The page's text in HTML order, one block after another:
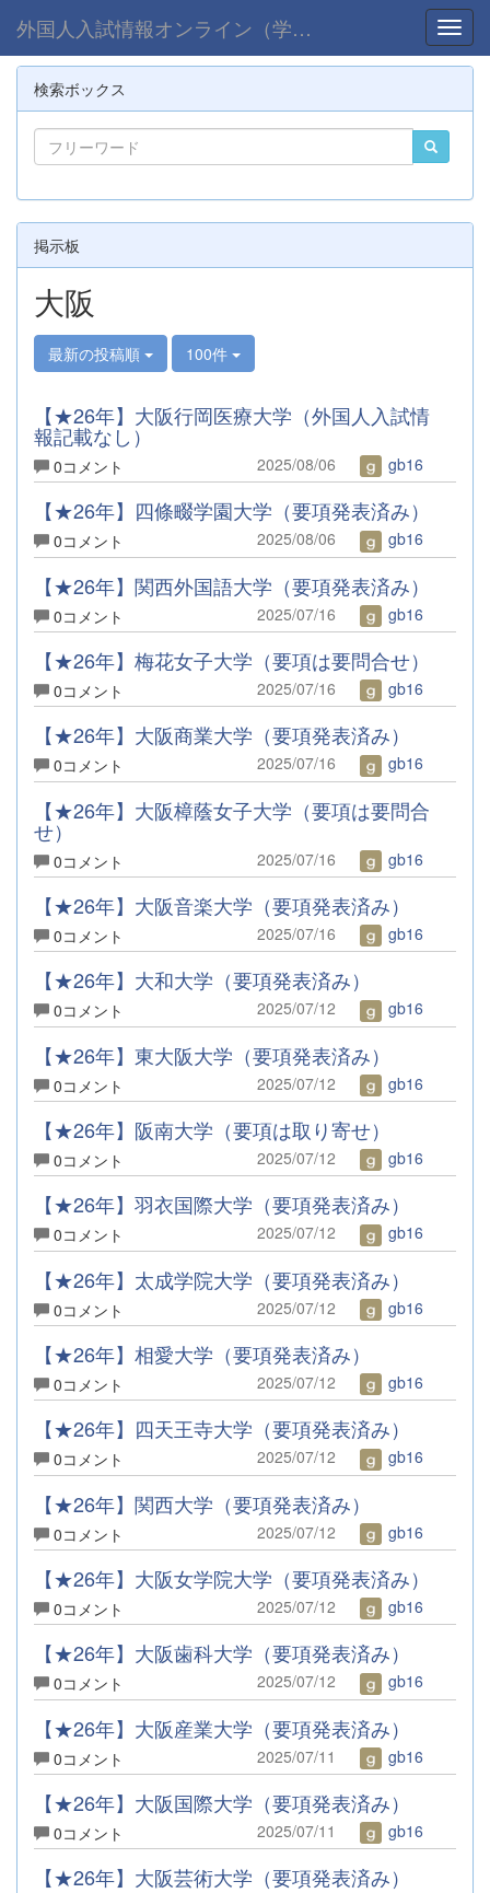
外国人入試情報オンライン（学部）
検索ボックス
掲示板
大阪
最新の投稿順 100件
【★26年】大阪行岡医療大学（外国人入試情
報記載なし）
0コメント 2025/08/06 gb16
【★26年】四條畷学園大学（要項発表済み）
0コメント 2025/08/06 gb16
【★26年】関西外国語大学（要項発表済み）
0コメント 2025/07/16 gb16
【★26年】梅花女子大学（要項は要問合せ）
0コメント 2025/07/16 gb16
【★26年】大阪商業大学（要項発表済み）
0コメント 2025/07/16 gb16
【★26年】大阪樟蔭女子大学（要項は要問合
せ）
0コメント 2025/07/16 gb16
【★26年】大阪音楽大学（要項発表済み）
0コメント 2025/07/16 gb16
【★26年】大和大学（要項発表済み）
0コメント 2025/07/12 gb16
【★26年】東大阪大学（要項発表済み）
0コメント 2025/07/12 gb16
【★26年】阪南大学（要項は取り寄せ）
0コメント 2025/07/12 gb16
【★26年】羽衣国際大学（要項発表済み）
0コメント 2025/07/12 gb16
【★26年】太成学院大学（要項発表済み）
0コメント 2025/07/12 gb16
【★26年】相愛大学（要項発表済み）
0コメント 2025/07/12 gb16
【★26年】四天王寺大学（要項発表済み）
0コメント 2025/07/12 gb16
【★26年】関西大学（要項発表済み）
0コメント 2025/07/12 gb16
【★26年】大阪女学院大学（要項発表済み）
0コメント 2025/07/12 gb16
【★26年】大阪歯科大学（要項発表済み）
0コメント 2025/07/12 gb16
【★26年】大阪産業大学（要項発表済み）
0コメント 2025/07/11 gb16
【★26年】大阪国際大学（要項発表済み）
0コメント 2025/07/11 gb16
【★26年】大阪芸術大学（要項発表済み）